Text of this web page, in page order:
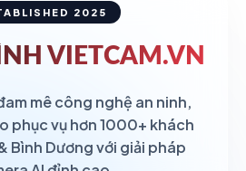
2025
VIETCAM.VN
mê công nghệ an ninh,
phục vụ hơn 1000+ khách
Bình Dương với giải pháp